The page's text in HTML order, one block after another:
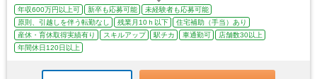
年収600万円以上可 新卒も応募可能
未経験者も応募可能
原則、引越しを伴う転勤なし
残業月10ｈ以下
住宅補助（手当）あり
産休・育休取得実績有り
スキルアップ 駅チカ 車通勤可
店舗数30以上
年間休日120日以上